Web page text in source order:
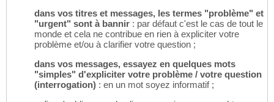
dans vos titres et messages, les termes "problème" et
"urgent" sont à bannir : par défaut c'est le cas de tout le
monde et cela ne contribue en rien à expliciter votre
problème et/ou à clarifier votre question ;
dans vos messages, essayez en quelques mots
"simples" d'expliciter votre problème / votre question
(interrogation) : en un mot soyez informatif ;